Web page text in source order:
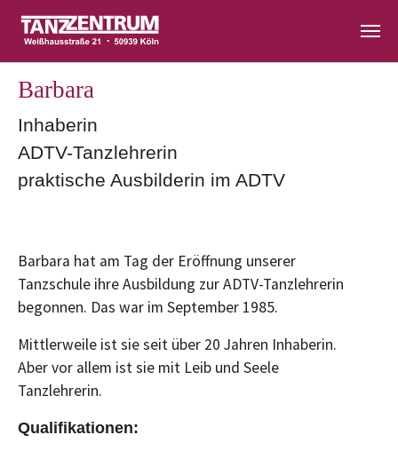
Barbara
Inhaberin
ADTV-Tanzlehrerin
praktische Ausbilderin im ADTV
Barbara hat am Tag der Eröffnung unserer
Tanzschule ihre Ausbildung zur ADTV-Tanzlehrerin
begonnen. Das war im September 1985.
Mittlerweile ist sie seit über 20 Jahren Inhaberin.
Aber vor allem ist sie mit Leib und Seele
Tanzlehrerin.
Qualifikationen: